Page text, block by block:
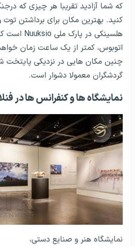
که شما آزادید تقریبا هر چیزی که
کنید. بهترین مکان برای برداشتن
هلسینکی در پارک ملی Nuuksio است
اتوبوس، کمتر از یک ساعت زمان
چنین مکان هایی در نزدیکی پایتخت
گردشگران معمولا دشوار است.
نمایشگاه ها و کنفرانس ها در
نمایشگاه هنر و صنایع دستی،